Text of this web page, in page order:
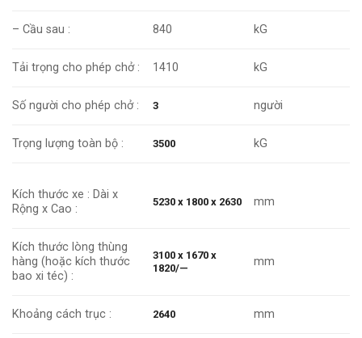
– Cầu sau : 840 kG
Tải trọng cho phép chở : 1410 kG
Số người cho phép chở : 3 người
Trọng lượng toàn bộ : 3500 kG
Kích thước xe : Dài x
Rộng x Cao :
5230 x 1800 x 2630 mm
Kích thước lòng thùng
hàng (hoặc kích thước
bao xi téc) :
3100 x 1670 x
1820/—
mm
Khoảng cách trục : 2640 mm